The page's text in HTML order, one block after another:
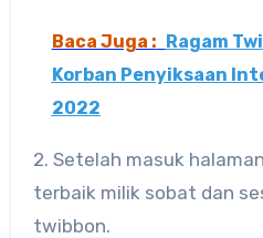
Baca Juga : Ragam
Korban Penyiksaan
2022
2. Setelah masuk
terbaik milik sobat dan
twibbon.